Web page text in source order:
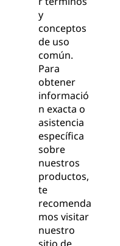
y
conceptos
de uso
común.
Para
obtener
informació
n exacta o
asistencia
específica
sobre
nuestros
productos,
te
recomenda
mos visitar
nuestro